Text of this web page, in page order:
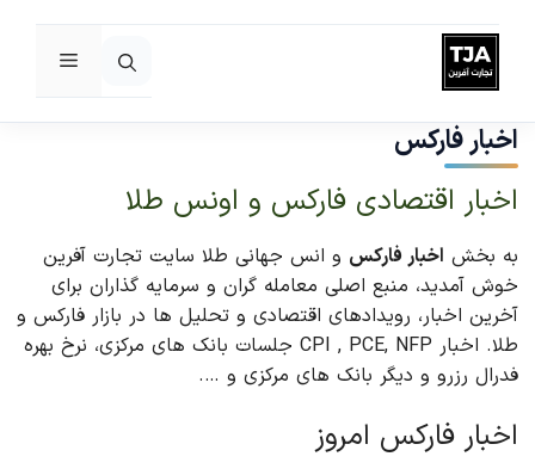
پرش
به
محتوا
فهرست
اخبار فارکس
اخبار اقتصادی فارکس و اونس طلا
به بخش اخبار فارکس و انس جهانی طلا سایت تجارت آفرین
خوش آمدید، منبع اصلی معامله گران و سرمایه گذاران برای
آخرین اخبار، رویدادهای اقتصادی و تحلیل ها در بازار فارکس و
طلا. اخبار CPI , PCE, NFP جلسات بانک های مرکزی، نرخ بهره
فدرال رزرو و دیگر بانک های مرکزی و ….
اخبار فارکس امروز